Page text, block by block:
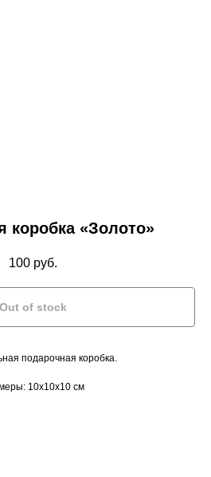
коробка «Золото»
100 руб.
Out of stock
подарочная коробка.
10х10х10 см